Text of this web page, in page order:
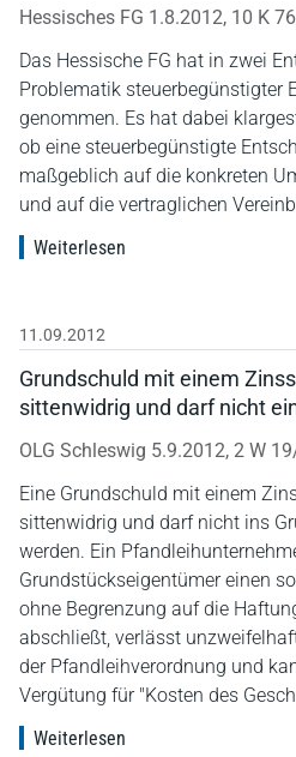
Hessisches FG 1.8.2012, 10 K
Das Hessische FG hat in zwei
Problematik steuerbegünstigter
genommen. Es hat dabei
ob eine steuerbegünstigte
maßgeblich auf die konkreten
und auf die vertraglichen
Weiterlesen
11.09.2012
Grundschuld mit einem
sittenwidrig und darf nicht
OLG Schleswig 5.9.2012, 2 W
Eine Grundschuld mit einem
sittenwidrig und darf nicht ins
werden. Ein
Grundstückseigentümer einen
ohne Begrenzung auf die
abschließt, verlässt
der Pfandleihverordnung und
Vergütung für "Kosten des
Weiterlesen